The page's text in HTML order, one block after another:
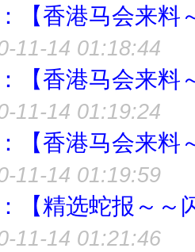
【香港马会来
11-14 01:18:44
【香港马会来
11-14 01:19:24
【香港马会来
11-14 01:19:59
【精选蛇报～
11-14 01:21:46